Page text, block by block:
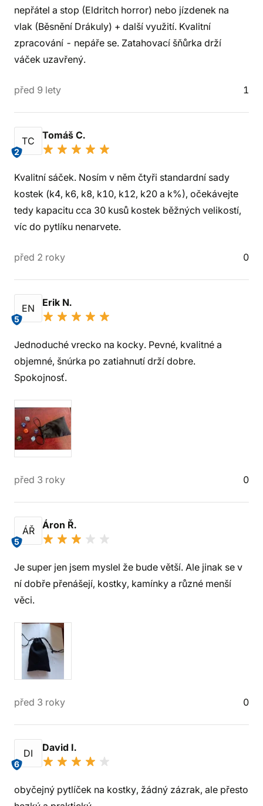
nepřátel a stop (Eldritch horror) nebo jízdenek na
vlak (Běsnění Drákuly) + další využití. Kvalitní
zpracování - nepáře se. Zatahovací šňůrka drží
váček uzavřený.
před 9 lety 1
TC
2
Tomáš C.
Kvalitní sáček. Nosím v něm čtyři standardní sady
kostek (k4, k6, k8, k10, k12, k20 a k%), očekávejte
tedy kapacitu cca 30 kusů kostek běžných velikostí,
víc do pytlíku nenarvete.
před 2 roky 0
EN
5
Erik N.
Jednoduché vrecko na kocky. Pevné, kvalitné a
objemné, šnúrka po zatiahnutí drží dobre.
Spokojnosť.
před 3 roky 0
ÁŘ
5
Áron Ř.
Je super jen jsem myslel že bude větší. Ale jinak se v
ní dobře přenášejí, kostky, kamínky a různé menší
věci.
před 3 roky 0
DI
6
David I.
obyčejný pytlíček na kostky, žádný zázrak, ale přesto